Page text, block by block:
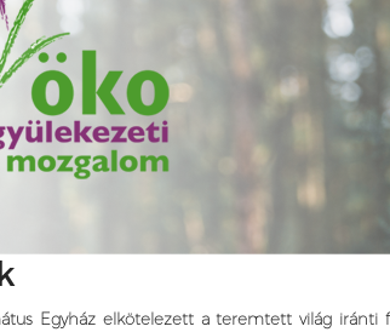
Egyház elkötelezett a teremtett világ iránti